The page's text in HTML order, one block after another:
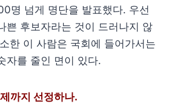
명 넘게 명단을 발표했다. 우선
쁜 후보자라는 것이 드러나지 않
한 이 사람은 국회에 들어가서는
자를 줄인 면이 있다.
까지 선정하나.